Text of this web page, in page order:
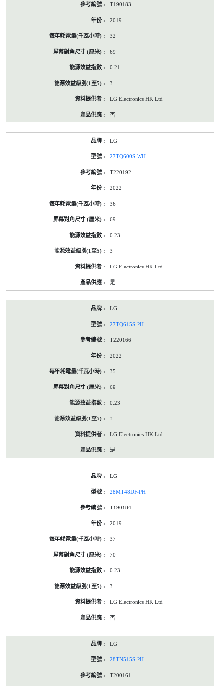
T190183
2019
32
69
0.21
3
LG Electronics HK Ltd
否
LG
27TQ600S-WH
T220192
2022
36
69
0.23
3
LG Electronics HK Ltd
是
LG
27TQ615S-PH
T220166
2022
35
69
0.23
3
LG Electronics HK Ltd
是
LG
28MT48DF-PH
T190184
2019
37
70
0.23
3
LG Electronics HK Ltd
否
LG
28TN515S-PH
T200161